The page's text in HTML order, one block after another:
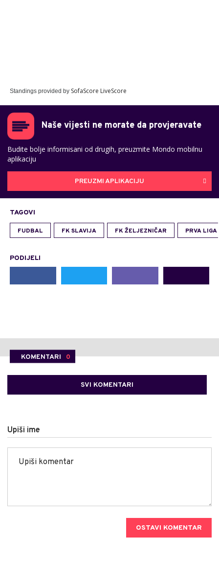
Standings provided by SofaScore LiveScore
Naše vijesti ne morate da provjeravate
Budite bolje informisani od drugih, preuzmite Mondo mobilnu
aplikaciju
PREUZMI APLIKACIJU
TAGOVI
FUDBAL FK SLAVIJA FK ŽELJEZNIČAR PRVA LIGA
PODIJELI
KOMENTARI 0
SVI KOMENTARI
Upiši ime
OSTAVI KOMENTAR